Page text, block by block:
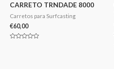
CARRETO TRNDADE 8000
Carretos para Surfcasting
€60,00